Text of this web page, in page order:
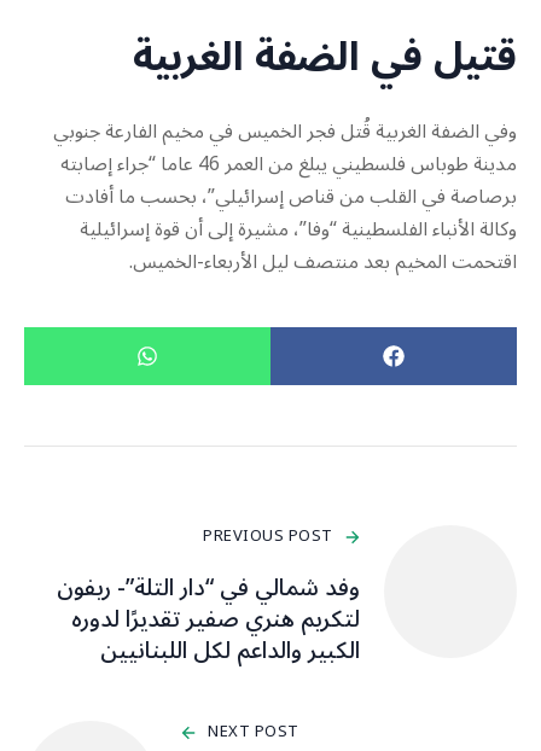
قتيل في الضفة الغربية
وفي الضفة الغربية قُتل فجر الخميس في مخيم الفارعة جنوبي
مدينة طوباس فلسطيني يبلغ من العمر 46 عاما “جراء إصابته
برصاصة في القلب من قناص إسرائيلي”، بحسب ما أفادت
وكالة الأنباء الفلسطينية “وفا”، مشيرة إلى أن قوة إسرائيلية
اقتحمت المخيم بعد منتصف ليل الأربعاء-الخميس.
PREVIOUS POST
وفد شمالي في “دار التلة”- ريفون
لتكريم هنري صفير تقديرًا لدوره
الكبير والداعم لكل اللبنانيين
NEXT POST